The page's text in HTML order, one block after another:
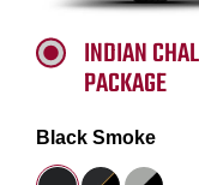
INDIAN
PACKAGE
Black Smoke